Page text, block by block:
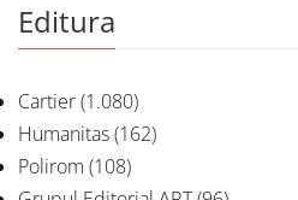
Editura
Cartier(1.080)
Humanitas(162)
Polirom (108)